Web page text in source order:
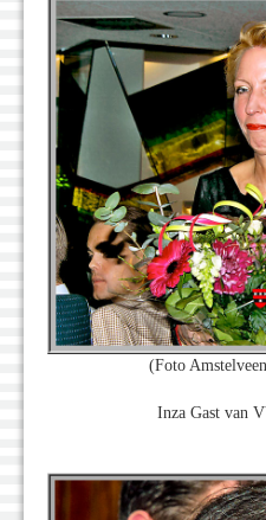
(Foto
Inza Gast van